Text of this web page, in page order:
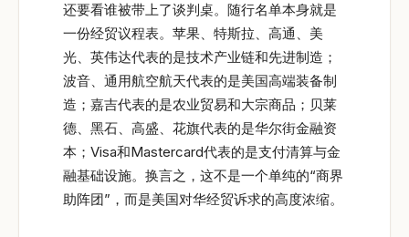
还要看谁被带上了谈判桌。随行名单本身就是
一份经贸议程表。苹果、特斯拉、高通、美
光、英伟达代表的是技术产业链和先进制造；
波音、通用航空航天代表的是美国高端装备制
造；嘉吉代表的是农业贸易和大宗商品；贝莱
德、黑石、高盛、花旗代表的是华尔街金融资
本；Visa和Mastercard代表的是支付清算与金
融基础设施。换言之，这不是一个单纯的“商界
助阵团”，而是美国对华经贸诉求的高度浓缩。